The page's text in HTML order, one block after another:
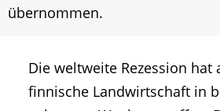
übernommen.
Die weltweite Rezession hat
finnische Landwirtschaft in